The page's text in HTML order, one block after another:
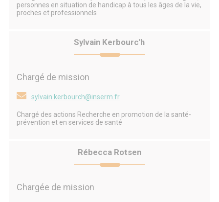
personnes en situation de handicap à tous les âges de la vie,
proches et professionnels
Sylvain Kerbourc'h
Chargé de mission
sylvain.kerbourch@inserm.fr
Chargé des actions Recherche en promotion de la santé-
prévention et en services de santé
Rébecca Rotsen
Chargée de mission